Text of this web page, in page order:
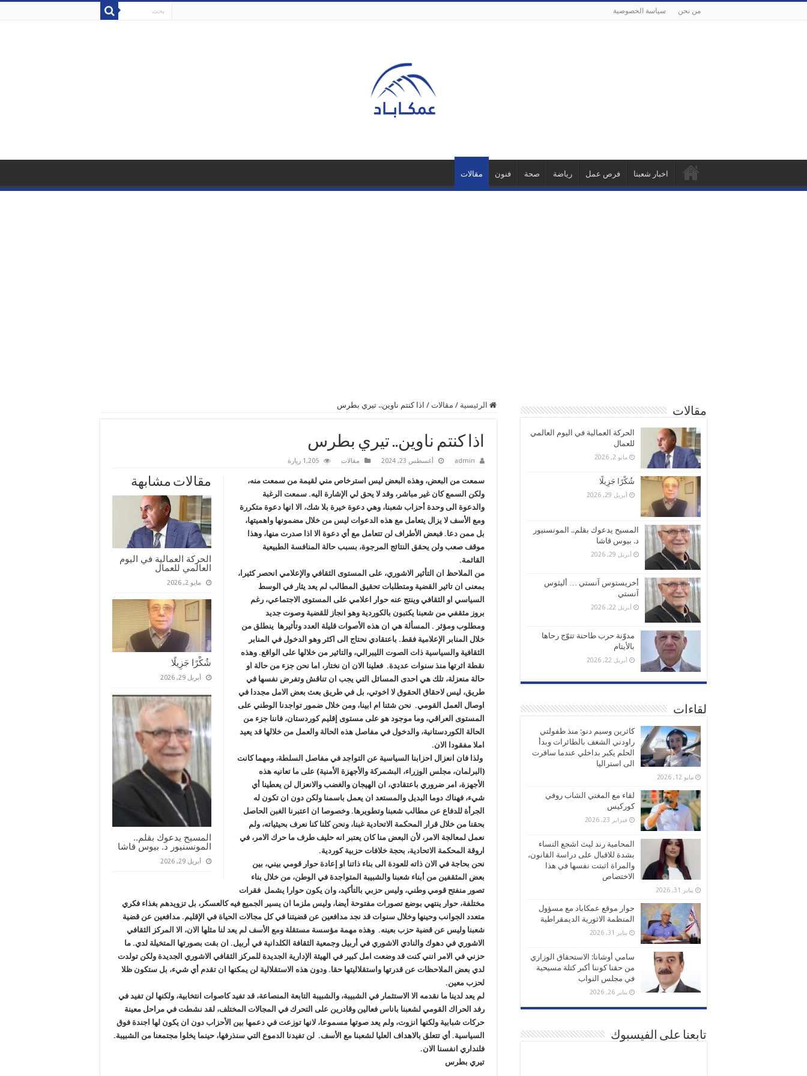
من نحن سياسة الخصوصية
اخبار شعبنا فرص عمل رياضة صحة فنون مقالات
الرئيسية / مقالات / اذا كنتم ناوين.. تيري بطرس
اذا كنتم ناوين.. تيري بطرس
admin أغسطس 23, 2024 مقالات 1,205 زيارة
مقالات مشابهة
الحركة العمالية في اليوم
العالمي للعمال
مايو 2, 2026
شُكْرًا جَزِيلًا
أبريل 29, 2026
المسيح يدعوك بقلم..
المونسنيور د. بيوس قاشا
أبريل 29, 2026
سمعت من البعض، وهذه البعض ليس استرخاص مني لقيمة من سمعت منه،
ولكن السمع كان غير مباشر، وقد لا يحق ‏لي الإشارة اليه. سمعت الرغبة
والدعوة الى وحدة أحزاب شعبنا، وهي دعوة خيرة بلا شك، الا انها دعوة متكررة
ومع ‏الأسف لا يزال يتعامل مع هذه الدعوات ليس من خلال مضمونها واهميتها،
بل ممن دعا. فبعض الأطراف لن تتعامل مع ‏أي دعوة الا اذا صدرت منها، وهذا
موقف صعب ولن يحقق النتائج المرجوة، بسبب حالة المنافسة الطبيعية
القائمة. ‏
من الملاحظ ان التأثير الاشوري، على المستوى الثقافي والإعلامي انحصر كثيرا،
بمعنى ان تاثير القضية ومتطلبات ‏تحقيق المطالب لم يعد يثار في الوسط
السياسي او الثقافي وينتج عنه حوار اعلامي على المستوى الاجتماعي، رغم
بروز ‏مثقفي‎ ‎من شعبنا يكتبون بالكوردية وهو انجاز للقضية وصوت جديد
ومطلوب ومؤثر . المسألة هي ان هذه الأصوات قليلة ‏العدد وتأثيرها ينطلق من
خلال المنابر الإعلامية فقط. باعتقادي نحتاج الى اكثر وهو الدخول في المنابر
الثقافية ‏والسياسية ذات الصوت الليبرالي، والتاثير من خلالها على الواقع. وهذه
نقطة اثرتها منذ سنوات عديدة. فعلينا الان ان ‏نختار، اما نحن جزء من حالة او
حالة منعزلة، تلك هي احدى المسائل التي يجب ان تناقش وتفرض نفسها في
طريق، ‏ليس لاحقاق الحقوق لا اخوتي، بل في طريق بعث بعض الامل مجددا في
اوصال العمل القومي. نحن شئنا ام ابينا، ومن ‏خلال ضمور تواجدنا الوطني على
المستوى العراقي، وما موجود هو على مستوى إقليم كوردستان، فاننا جزء من
الحالة ‏الكوردستانية، والدخول في مفاصل هذه الحالة والعمل من خلالها قد يعيد
املا مفقودا الان.‏
‏ ولذا فان انعزال احزابنا السياسية عن التواجد في مفاصل السلطة، ومهما كانت
(البرلمان، مجلس الوزراء، البشمركة ‏والأجهزة الأمنية) على ما تعانيه هذه
الأجهزة، امر ضروري باعتقادي، ان الهيجان والغضب والانعزال لن يعطينا أي
‏شيء، فهناك دوما البديل والمستعد ان يعمل باسمنا ولكن دون ان تكون له
الجرأة للدفاع عن مطالب شعبنا وتطويرها. ‏وخصوصا ان اعتبرنا الغبن الحاصل
بحقنا من خلال قرار المحكمة الاتحادية غبنا، ونحن كلنا كنا نعرف بحيثياته، ولم
‏نعمل لمعالجة الامر، لأن البعض منا كان يعتبر انه حليف طرف ما حرك الامر، في
اروقة المحكمة الاتحادية، بحجة ‏خلافات حزبية كوردية.‏
نحن بحاجة في الان ذاته للعودة الى بناء ذاتنا او إعادة حوار قومي بيني، بين
بعض المثقفين من أبناء شعبنا والشبيبة ‏المتواجدة في الوطن، من خلال بناء
تصور منفتح قومي وطني، وليس حزبي بالتأكيد، وان يكون حوارا يشمل فقرات
‏مختلفة، حوار ينتهي بوضع تصورات مفتوحة أيضا، وليس ملزما ان يسير الجميع فيه كالعسكر، بل تزويدهم بغذاء فكري ‏‏
متعدد الجوانب وحينها وخلال سنوات قد نجد مدافعين عن قضيتنا في كل مجالات الحياة في الإقليم. مدافعين عن قضية
‏شعبنا وليس عن قضية حزب بعينه. وهذه مهمة مؤسسة مستقلة ومع الأسف لم يعد لنا مثلها الان، الا المركز الثقافي
‏الاشوري في دهوك والنادي الاشوري في أربيل وجمعية الثقافة الكلدانية في أربيل. ان بقت بصورتها المتخيلة لدي. ما
‏حزني في الامر انني كنت قد وضعت امل كبير في الهيئة الإدارية الجديدة للمركز الثقافي الاشوري الجديدة ولكن تولدت
‏لدي بعض الملاحظات عن قدرتها واستقلاليتها حقا. ودون هذه الاستقلالية لن يمكنها ان تقدم أي شيء، بل ستكون ظلا
‏لحزب معين. ‏
لم يعد لدينا ما نقدمه الا الاستثمار في الشبيبة، والشبيبة التابعة المنصاعة، قد تفيد كاصوات انتخابية، ولكنها لن تفيد في
‏رفد الحراك القومي لشعبنا باناس فعالين وقادرين على التحرك في المجالات المختلف، لقد نشطت في مراحل معينة
‏حركات شبابية ولكنها انزوت، ولم يعد صوتها مسموعا، لانها توزعت في دعمها بين الأحزاب دون ان يكون لها اجندة ‏فوق
السياسية. أي تتعلق بالاهداف العليا لشعبنا مع الأسف. لن تفيدنا الدموع التي سنذرفها، حينما يخلوا مجتمعنا من ‏الشبيبة.
فلنداري انفسنا الان.‏
تيري بطرس
مقالات
الحركة العمالية في اليوم العالمي
للعمال
مايو 2, 2026
شُكْرًا جَزِيلًا
أبريل 29, 2026
المسيح يدعوك بقلم.. المونسنيور
د. بيوس قاشا
أبريل 29, 2026
أخريستوس آنستي … أليثوس
آنستي
أبريل 22, 2026
مدوّنة حرب طاحنة تتوّج رحاها
بالأيتام
أبريل 22, 2026
لقاءات
كاثرين وسيم دنو: منذ طفولتي
راودني الشغف بالطائرات وبدأ
الحلم يكبر بداخلي عندما سافرت
الى استراليا
مايو 12, 2026
لقاء مع المغني الشاب روفي
كوركيس
فبراير 23, 2026
المحامية رند ليث اشجع النساء
بشدة للاقبال على دراسة القانون،
والمراة اثبتت نفسها في هذا
الاختصاص
يناير 31, 2026
حوار موقع عمكاباد مع مسؤول
المنظمة الاثورية الديمقراطية
يناير 31, 2026
سامي أوشانا: الاستحقاق الوزاري
من حقنا كوننا أكبر كتلة مسيحية
في مجلس النواب
يناير 26, 2026
تابعنا على الفيسبوك